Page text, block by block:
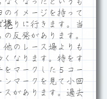
イメージを持って
捲りに行きます。当
反発があります。
のレース場よりも
くなります。特をす
をマークした５コー
ンマークを見て小回
スがあります。過去